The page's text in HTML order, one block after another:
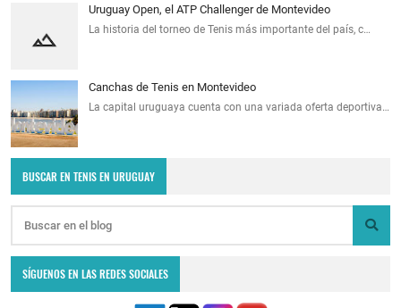
Uruguay Open, el ATP Challenger de Montevideo
La historia del torneo de Tenis más importante del país, c…
Canchas de Tenis en Montevideo
La capital uruguaya cuenta con una variada oferta deportiva…
BUSCAR EN TENIS EN URUGUAY
SÍGUENOS EN LAS REDES SOCIALES